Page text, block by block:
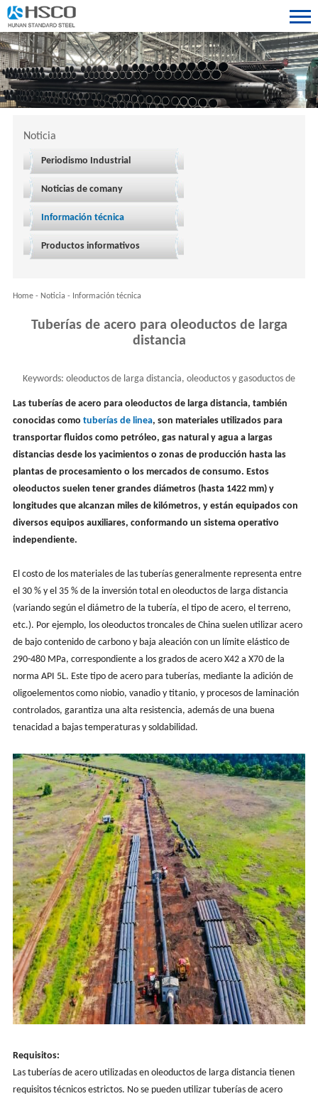
Noticia
Periodismo Industrial
Noticias de comany
Información técnica
Productos informativos
Home- Noticia - Información técnica
Tuberías de acero para oleoductos de larga
distancia
Keywords: oleoductos de larga distancia, oleoductos y gasoductos de
larga distancia, tuberías de linea
Las tuberías de acero para oleoductos de larga distancia, también
conocidas como tuberías de linea, son materiales utilizados para
transportar fluidos como petróleo, gas natural y agua a largas
distancias desde los yacimientos o zonas de producción hasta las
plantas de procesamiento o los mercados de consumo. Estos
oleoductos suelen tener grandes diámetros (hasta 1422 mm) y
longitudes que alcanzan miles de kilómetros, y están equipados con
diversos equipos auxiliares, conformando un sistema operativo
independiente.
El costo de los materiales de las tuberías generalmente representa entre
el 30 % y el 35 % de la inversión total en oleoductos de larga distancia
(variando según el diámetro de la tubería, el tipo de acero, el terreno,
etc.). Por ejemplo, los oleoductos troncales de China suelen utilizar acero
de bajo contenido de carbono y baja aleación con un límite elástico de
290-480 MPa, correspondiente a los grados de acero X42 a X70 de la
norma API 5L. Este tipo de acero para tuberías, mediante la adición de
oligoelementos como niobio, vanadio y titanio, y procesos de laminación
controlados, garantiza una alta resistencia, además de una buena
tenacidad a bajas temperaturas y soldabilidad.
Requisitos:
Las tuberías de acero utilizadas en oleoductos de larga distancia tienen
requisitos técnicos estrictos. No se pueden utilizar tuberías de acero